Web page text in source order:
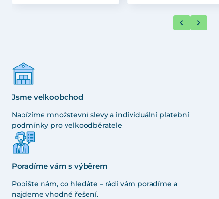
Jsme velkoobchod
Nabízíme množstevní slevy a individuální platební
podmínky pro velkoodběratele
Poradíme vám s výběrem
Popište nám, co hledáte – rádi vám poradíme a
najdeme vhodné řešení.